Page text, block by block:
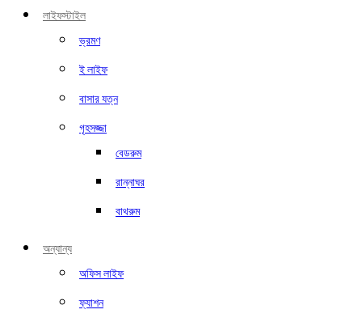
লাইফস্টাইল
ভ্রমণ
ই লাইফ
বাসার যত্ন
গৃহসজ্জা
বেডরুম
রান্নাঘর
বাথরুম
অন্যান্য
অফিস লাইফ
ফ্যাশন